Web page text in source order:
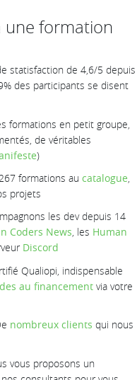
une formation
statisfaction de 4,6/5 depuis
des participants se disent
formations en petit groupe,
de véritables
)
formations au catalogue,
projets
les dev depuis 14
Coders News, les Human
Discord
Qualiopi, indispensable
au financement via votre
nombreux clients qui nous
vous proposons un